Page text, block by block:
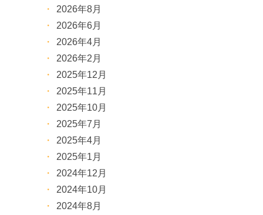
2026年8月
2026年6月
2026年4月
2026年2月
2025年12月
2025年11月
2025年10月
2025年7月
2025年4月
2025年1月
2024年12月
2024年10月
2024年8月